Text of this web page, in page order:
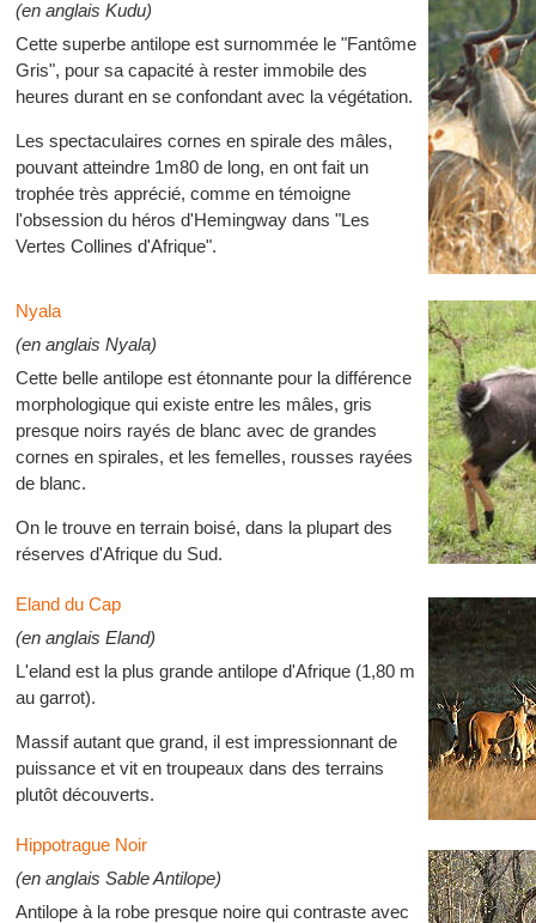
(en anglais Kudu)
Cette superbe antilope est surnommée le "Fantôme
Gris", pour sa capacité à rester immobile des
heures durant en se confondant avec la végétation.
Les spectaculaires cornes en spirale des mâles,
pouvant atteindre 1m80 de long, en ont fait un
trophée très apprécié, comme en témoigne
l'obsession du héros d'Hemingway dans "Les
Vertes Collines d'Afrique".
Nyala
(en anglais Nyala)
Cette belle antilope est étonnante pour la différence
morphologique qui existe entre les mâles, gris
presque noirs rayés de blanc avec de grandes
cornes en spirales, et les femelles, rousses rayées
de blanc.
On le trouve en terrain boisé, dans la plupart des
réserves d'Afrique du Sud.
Eland du Cap
(en anglais Eland)
L'eland est la plus grande antilope d'Afrique (1,80 m
au garrot).
Massif autant que grand, il est impressionnant de
puissance et vit en troupeaux dans des terrains
plutôt découverts.
Hippotrague Noir
(en anglais Sable Antilope)
Antilope à la robe presque noire qui contraste avec